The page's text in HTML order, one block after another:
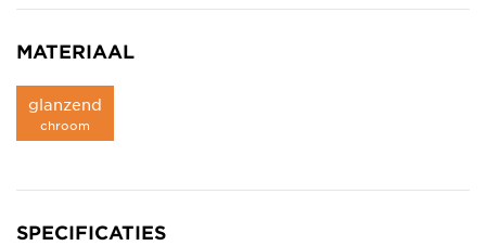
MATERIAAL
glanzend
chroom
SPECIFICATIES